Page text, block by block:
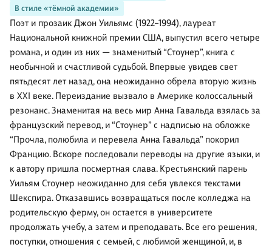
В стиле «тёмной академии»
Поэт и прозаик Джон Уильямс (1922–1994), лауреат
Национальной книжной премии США, выпустил всего четыре
романа, и один из них — знаменитый “Стоунер”, книга с
необычной и счастливой судьбой. Впервые увидев свет
пятьдесят лет назад, она неожиданно обрела вторую жизнь
в XXI веке. Переиздание вызвало в Америке колоссальный
резонанс. Знаменитая на весь мир Анна Гавальда взялась за
французский перевод, и “Стоунер” с надписью на обложке
“Прочла, полюбила и перевела Анна Гавальда” покорил
Францию. Вскоре последовали переводы на другие языки, и
к автору пришла посмертная слава. Крестьянский парень
Уильям Стоунер неожиданно для себя увлекся текстами
Шекспира. Отказавшись возвращаться после колледжа на
родительскую ферму, он остается в университете
продолжать учебу, а затем и преподавать. Все его решения,
поступки, отношения с семьей, с любимой женщиной, и, в